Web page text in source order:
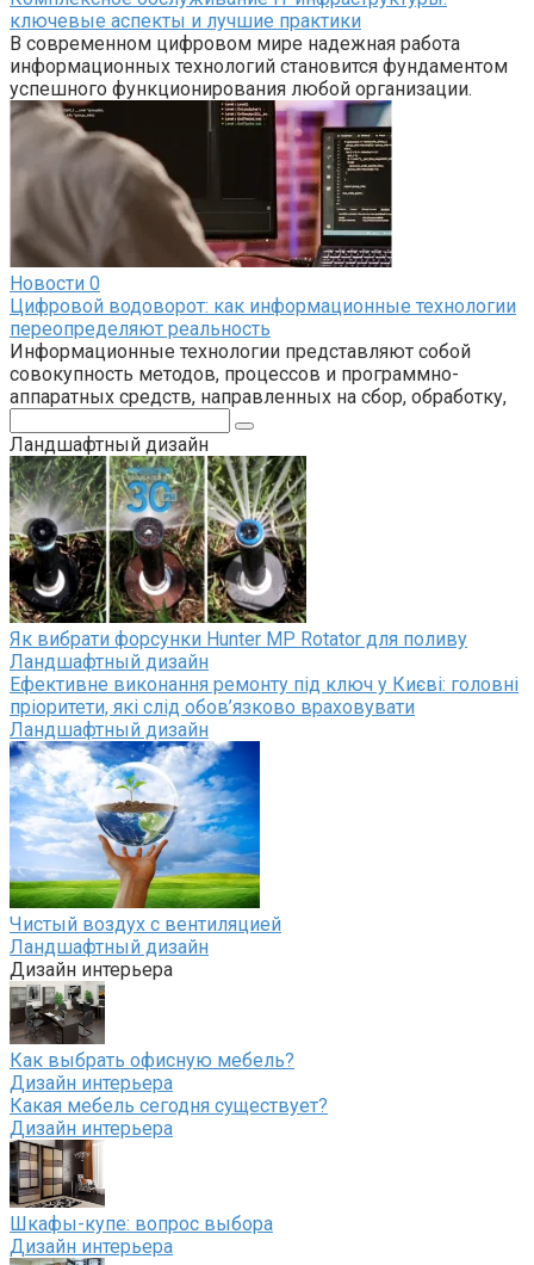
ключевые аспекты и лучшие практики
В современном цифровом мире надежная работа
информационных технологий становится фундаментом
успешного функционирования любой организации.
Новости 0
Цифровой водоворот: как информационные технологии
переопределяют реальность
Информационные технологии представляют собой
совокупность методов, процессов и программно-
аппаратных средств, направленных на сбор, обработку,
Ландшафтный дизайн
Як вибрати форсунки Hunter MP Rotator для поливу
Ландшафтный дизайн
Ефективне виконання ремонту під ключ у Києві: головні
пріоритети, які слід обов’язково враховувати
Ландшафтный дизайн
Чистый воздух с вентиляцией
Ландшафтный дизайн
Дизайн интерьера
Как выбрать офисную мебель?
Дизайн интерьера
Какая мебель сегодня существует?
Дизайн интерьера
Шкафы-купе: вопрос выбора
Дизайн интерьера